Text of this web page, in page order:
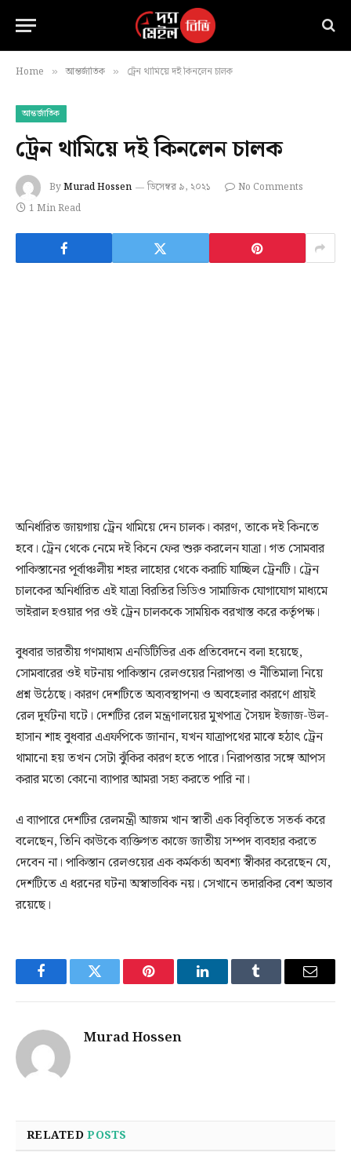
Home » আন্তর্জাতিক » ট্রেন থামিয়ে দই কিনলেন চালক
আন্তর্জাতিক
ট্রেন থামিয়ে দই কিনলেন চালক
ByMurad Hossen ডিসেম্বর ৯, ২০২১
No Comments
1 Min Read
অনির্ধারিত জায়গায় ট্রেন থামিয়ে দেন চালক। কারণ, তাকে দই কিনতে
হবে। ট্রেন থেকে নেমে দই কিনে ফের শুরু করলেন যাত্রা। গত সোমবার
পাকিস্তানের পূর্বাঞ্চলীয় শহর লাহোর থেকে করাচি যাচ্ছিল ট্রেনটি। ট্রেন
চালকের অনির্ধারিত এই যাত্রা বিরতির ভিডিও সামাজিক যোগাযোগ মাধ্যমে
ভাইরাল হওয়ার পর ওই ট্রেন চালককে সাময়িক বরখাস্ত করে কর্তৃপক্ষ।
বুধবার ভারতীয় গণমাধ্যম এনডিটিভির এক প্রতিবেদনে বলা হয়েছে,
সোমবারের ওই ঘটনায় পাকিস্তান রেলওয়ের নিরাপত্তা ও নীতিমালা নিয়ে
প্রশ্ন উঠেছে। কারণ দেশটিতে অব্যবস্থাপনা ও অবহেলার কারণে প্রায়ই
রেল দুর্ঘটনা ঘটে। দেশটির রেল মন্ত্রণালয়ের মুখপাত্র সৈয়দ ইজাজ-উল-
হাসান শাহ বুধবার এএফপিকে জানান, যখন যাত্রাপথের মাঝে হঠাৎ ট্রেন
থামানো হয় তখন সেটা ঝুঁকির কারণ হতে পারে। নিরাপত্তার সঙ্গে আপস
করার মতো কোনো ব্যাপার আমরা সহ্য করতে পারি না।
এ ব্যাপারে দেশটির রেলমন্ত্রী আজম খান স্বাতী এক বিবৃতিতে সতর্ক করে
বলেছেন, তিনি কাউকে ব্যক্তিগত কাজে জাতীয় সম্পদ ব্যবহার করতে
দেবেন না। পাকিস্তান রেলওয়ের এক কর্মকর্তা অবশ্য স্বীকার করেছেন যে,
দেশটিতে এ ধরনের ঘটনা অস্বাভাবিক নয়। সেখানে তদারকির বেশ অভাব
রয়েছে।
FacebookTwitter Pinterest LinkedInTumblr Email
Murad Hossen
RELATEDPOSTS